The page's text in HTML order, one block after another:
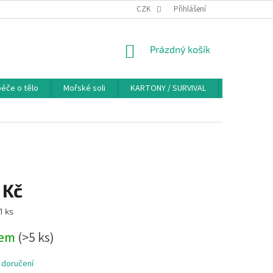
PODMÍNKY OCHRANY OSOBNÍCH ÚDAJŮ COOKIES
CZK Přihlášení
NÁKUPNÍ
Prázdný košík
o tělo Mořské soli KARTONY / SURVIVAL
ks
(>5 ks)